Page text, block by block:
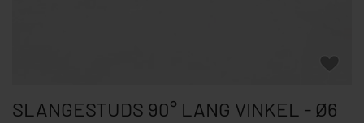
SLANGESTUDS 90° LANG VINKEL - Ø6